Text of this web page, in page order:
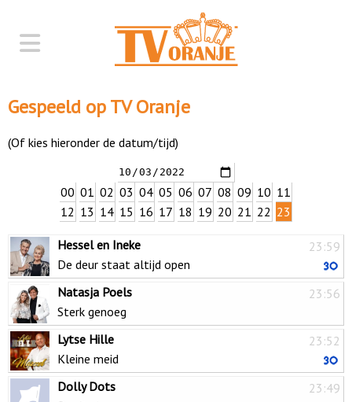
Gespeeld op TV Oranje
(Of kies hieronder de datum/tijd)
00 01 02 03 04 05 06 07 08 09 10 11
12 13 14 15 16 17 18 19 20 21 22 23
23:59
Hessel en Ineke
De deur staat altijd open
23:56
Natasja Poels
Sterk genoeg
23:52
Lytse Hille
Kleine meid
23:49
Dolly Dots